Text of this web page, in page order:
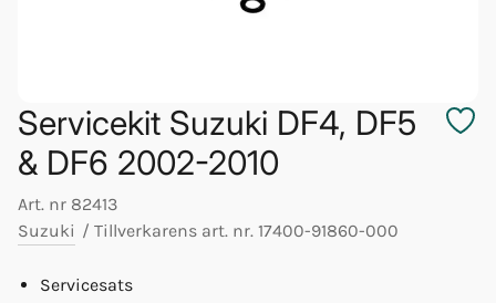
Servicekit Suzuki DF4, DF5
& DF6 2002-2010
Art. nr 82413
Suzuki / Tillverkarens art. nr. 17400-91860-000
Servicesats